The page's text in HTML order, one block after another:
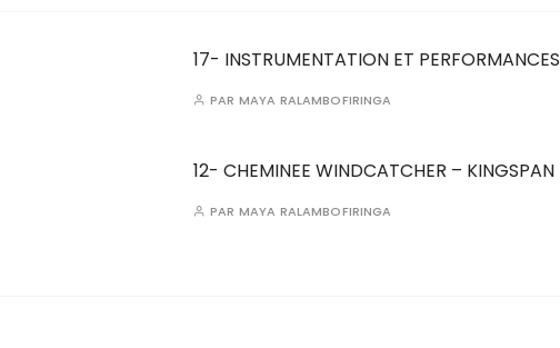
17- INSTRUMENTATION ET PERFORMANCES
PAR MAYA RALAMBOFIRINGA
12- CHEMINEE WINDCATCHER – KINGSPAN
PAR MAYA RALAMBOFIRINGA